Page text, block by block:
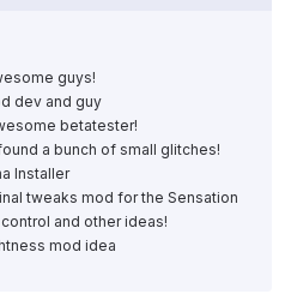
guys!
dev and guy
betatester!
a bunch of small glitches!
Installer
tweaks mod for the Sensation
and other ideas!
mod idea